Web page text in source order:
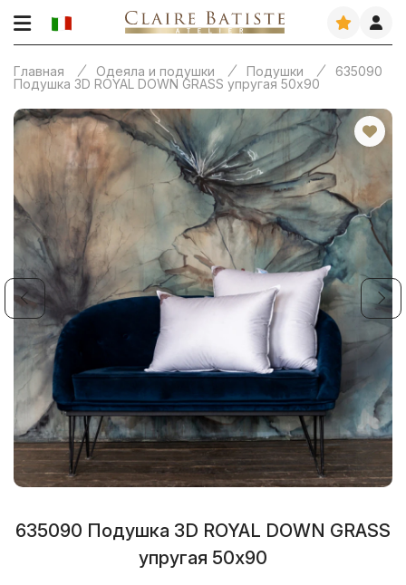
Главная Одеяла и подушки Подушки
635090
Подушка 3D ROYAL DOWN GRASS упругая 50х90
635090 Подушка 3D ROYAL DOWN GRASS
упругая 50х90